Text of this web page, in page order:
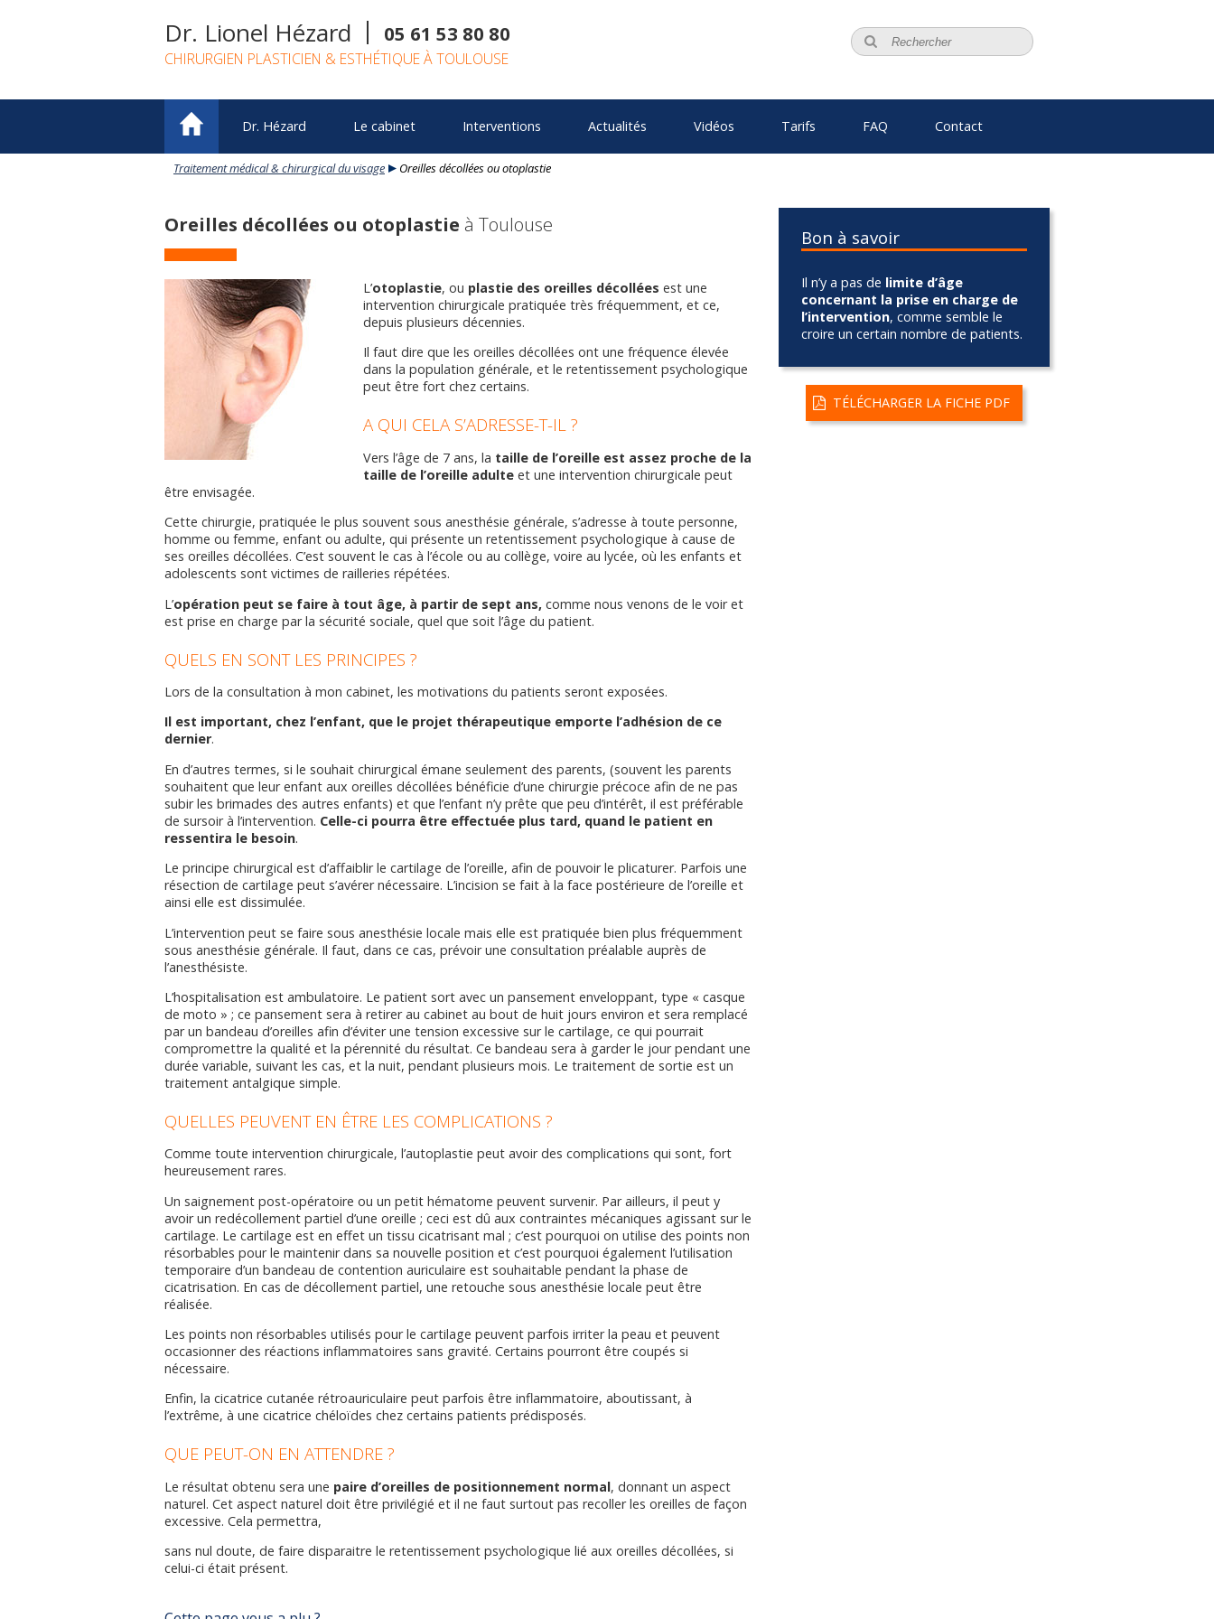
Dr. Lionel Hézard 05 61 53 80 80
CHIRURGIEN PLASTICIEN & ESTHÉTIQUE À TOULOUSE
Dr. Hézard Le cabinet Interventions Actualités Vidéos Tarifs FAQ Contact
Traitement médical & chirurgical du visage Oreilles décollées ou otoplastie
Oreilles décollées ou otoplastie à Toulouse
L’otoplastie, ou plastie des oreilles décollées est une
intervention chirurgicale pratiquée très fréquemment, et ce,
depuis plusieurs décennies.
Il faut dire que les oreilles décollées ont une fréquence élevée
dans la population générale, et le retentissement psychologique
peut être fort chez certains.
A QUI CELA S’ADRESSE-T-IL ?
Vers l’âge de 7 ans, la taille de l’oreille est assez proche de la
taille de l’oreille adulte et une intervention chirurgicale peut
être envisagée.
Cette chirurgie, pratiquée le plus souvent sous anesthésie générale, s’adresse à toute personne,
homme ou femme, enfant ou adulte, qui présente un retentissement psychologique à cause de
ses oreilles décollées. C’est souvent le cas à l’école ou au collège, voire au lycée, où les enfants et
adolescents sont victimes de railleries répétées.
L’opération peut se faire à tout âge, à partir de sept ans, comme nous venons de le voir et
est prise en charge par la sécurité sociale, quel que soit l’âge du patient.
QUELS EN SONT LES PRINCIPES ?
Lors de la consultation à mon cabinet, les motivations du patients seront exposées.
Il est important, chez l’enfant, que le projet thérapeutique emporte l’adhésion de ce
dernier.
En d’autres termes, si le souhait chirurgical émane seulement des parents, (souvent les parents
souhaitent que leur enfant aux oreilles décollées bénéficie d’une chirurgie précoce afin de ne pas
subir les brimades des autres enfants) et que l’enfant n’y prête que peu d’intérêt, il est préférable
de sursoir à l’intervention. Celle-ci pourra être effectuée plus tard, quand le patient en
ressentira le besoin.
Le principe chirurgical est d’affaiblir le cartilage de l’oreille, afin de pouvoir le plicaturer. Parfois une
résection de cartilage peut s’avérer nécessaire. L’incision se fait à la face postérieure de l’oreille et
ainsi elle est dissimulée.
L’intervention peut se faire sous anesthésie locale mais elle est pratiquée bien plus fréquemment
sous anesthésie générale. Il faut, dans ce cas, prévoir une consultation préalable auprès de
l’anesthésiste.
L’hospitalisation est ambulatoire. Le patient sort avec un pansement enveloppant, type « casque
de moto » ; ce pansement sera à retirer au cabinet au bout de huit jours environ et sera remplacé
par un bandeau d’oreilles afin d’éviter une tension excessive sur le cartilage, ce qui pourrait
compromettre la qualité et la pérennité du résultat. Ce bandeau sera à garder le jour pendant une
durée variable, suivant les cas, et la nuit, pendant plusieurs mois. Le traitement de sortie est un
traitement antalgique simple.
QUELLES PEUVENT EN ÊTRE LES COMPLICATIONS ?
Comme toute intervention chirurgicale, l’autoplastie peut avoir des complications qui sont, fort
heureusement rares.
Un saignement post-opératoire ou un petit hématome peuvent survenir. Par ailleurs, il peut y
avoir un redécollement partiel d’une oreille ; ceci est dû aux contraintes mécaniques agissant sur le
cartilage. Le cartilage est en effet un tissu cicatrisant mal ; c’est pourquoi on utilise des points non
résorbables pour le maintenir dans sa nouvelle position et c’est pourquoi également l’utilisation
temporaire d’un bandeau de contention auriculaire est souhaitable pendant la phase de
cicatrisation. En cas de décollement partiel, une retouche sous anesthésie locale peut être
réalisée.
Les points non résorbables utilisés pour le cartilage peuvent parfois irriter la peau et peuvent
occasionner des réactions inflammatoires sans gravité. Certains pourront être coupés si
nécessaire.
Enfin, la cicatrice cutanée rétroauriculaire peut parfois être inflammatoire, aboutissant, à
l’extrême, à une cicatrice chéloïdes chez certains patients prédisposés.
QUE PEUT-ON EN ATTENDRE ?
Le résultat obtenu sera une paire d’oreilles de positionnement normal, donnant un aspect
naturel. Cet aspect naturel doit être privilégié et il ne faut surtout pas recoller les oreilles de façon
excessive. Cela permettra,
sans nul doute, de faire disparaitre le retentissement psychologique lié aux oreilles décollées, si
celui-ci était présent.
Bon à savoir
Il n’y a pas de limite d’âge
concernant la prise en charge de
l’intervention, comme semble le
croire un certain nombre de patients.
TÉLÉCHARGER LA FICHE PDF